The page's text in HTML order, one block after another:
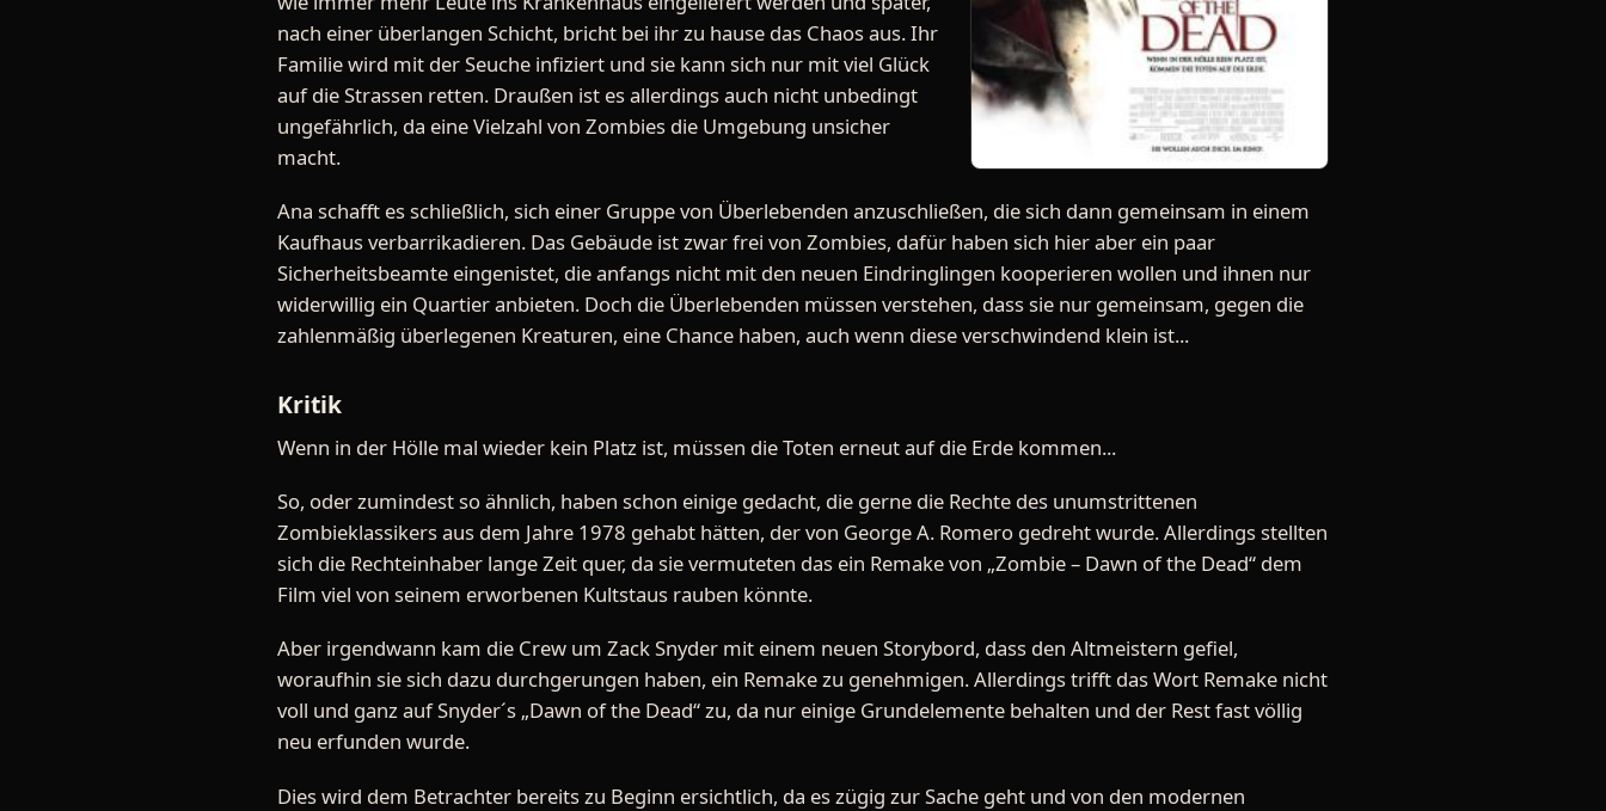
nach einer überlangen Schicht, bricht bei ihr zu hause das Chaos aus. Ihr
Familie wird mit der Seuche infiziert und sie kann sich nur mit viel Glück
auf die Strassen retten. Draußen ist es allerdings auch nicht unbedingt
ungefährlich, da eine Vielzahl von Zombies die Umgebung unsicher
macht.
Ana schafft es schließlich, sich einer Gruppe von Überlebenden anzuschließen, die sich dann gemeinsam in einem
Kaufhaus verbarrikadieren. Das Gebäude ist zwar frei von Zombies, dafür haben sich hier aber ein paar
Sicherheitsbeamte eingenistet, die anfangs nicht mit den neuen Eindringlingen kooperieren wollen und ihnen nur
widerwillig ein Quartier anbieten. Doch die Überlebenden müssen verstehen, dass sie nur gemeinsam, gegen die
zahlenmäßig überlegenen Kreaturen, eine Chance haben, auch wenn diese verschwindend klein ist...
Kritik
Wenn in der Hölle mal wieder kein Platz ist, müssen die Toten erneut auf die Erde kommen...
So, oder zumindest so ähnlich, haben schon einige gedacht, die gerne die Rechte des unumstrittenen
Zombieklassikers aus dem Jahre 1978 gehabt hätten, der von George A. Romero gedreht wurde. Allerdings stellten
sich die Rechteinhaber lange Zeit quer, da sie vermuteten das ein Remake von „Zombie – Dawn of the Dead“ dem
Film viel von seinem erworbenen Kultstaus rauben könnte.
Aber irgendwann kam die Crew um Zack Snyder mit einem neuen Storybord, dass den Altmeistern gefiel,
woraufhin sie sich dazu durchgerungen haben, ein Remake zu genehmigen. Allerdings trifft das Wort Remake nicht
voll und ganz auf Snyder´s „Dawn of the Dead“ zu, da nur einige Grundelemente behalten und der Rest fast völlig
neu erfunden wurde.
Dies wird dem Betrachter bereits zu Beginn ersichtlich, da es zügig zur Sache geht und von den modernen